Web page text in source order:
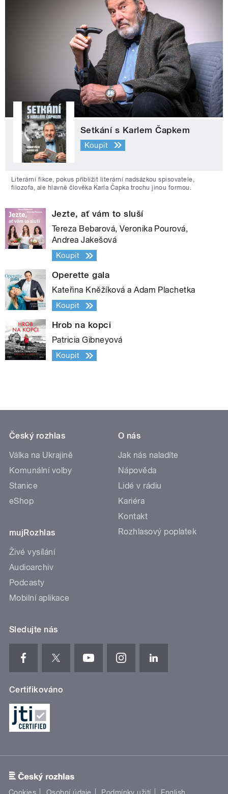
Setkání s Karlem Čapkem
Koupit
Literární fikce, pokus přiblížit literární nadsázkou spisovatele,
filozofa, ale hlavně člověka Karla Čapka trochu jinou formou.
Jezte, ať vám to sluší
Tereza Bebarová, Veronika Pourová,
Andrea Jakešová
Koupit
Operette gala
Kateřina Kněžíková a Adam Plachetka
Koupit
Hrob na kopci
Patricia Gibneyová
Koupit
Český rozhlas
Válka na Ukrajině
Komunální volby
Stanice
eShop
mujRozhlas
Živé vysílání
Audioarchiv
Podcasty
Mobilní aplikace
O nás
Jak nás naladíte
Nápověda
Lidé v rádiu
Kariéra
Kontakt
Rozhlasový poplatek
Sledujte nás
Certifikováno
Cookies Osobní údaje Podmínky užití English